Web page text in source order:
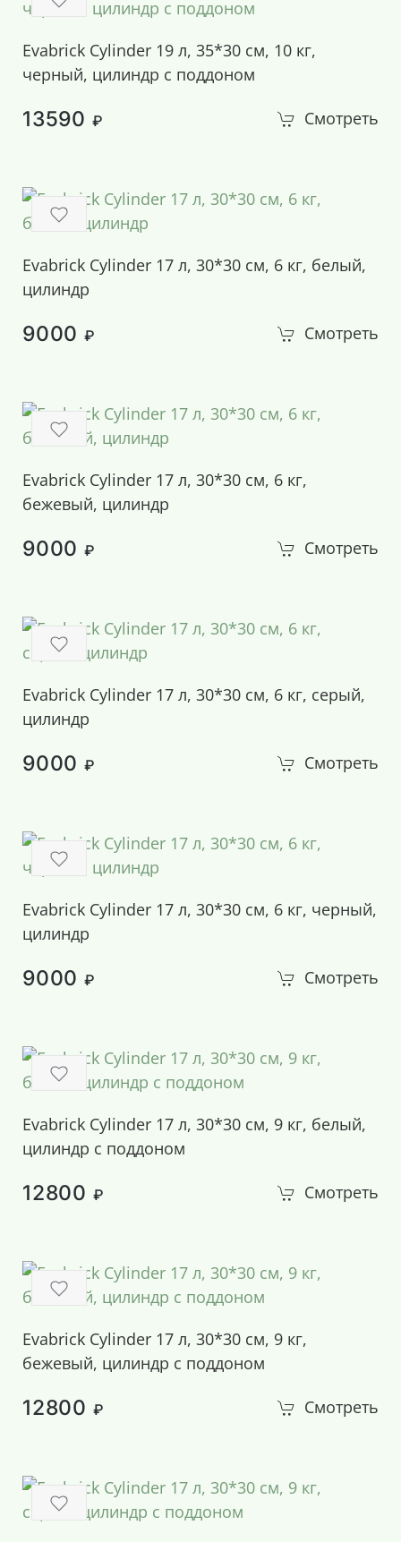
Evabrick Cylinder 19 л, 35*30 см, 10 кг,
черный, цилиндр с поддоном
13590 ₽ Смотреть
Evabrick Cylinder 17 л, 30*30 см, 6 кг, белый,
цилиндр
9000 ₽ Смотреть
Evabrick Cylinder 17 л, 30*30 см, 6 кг,
бежевый, цилиндр
9000 ₽ Смотреть
Evabrick Cylinder 17 л, 30*30 см, 6 кг, серый,
цилиндр
9000 ₽ Смотреть
Evabrick Cylinder 17 л, 30*30 см, 6 кг, черный,
цилиндр
9000 ₽ Смотреть
Evabrick Cylinder 17 л, 30*30 см, 9 кг, белый,
цилиндр с поддоном
12800 ₽ Смотреть
Evabrick Cylinder 17 л, 30*30 см, 9 кг,
бежевый, цилиндр с поддоном
12800 ₽ Смотреть